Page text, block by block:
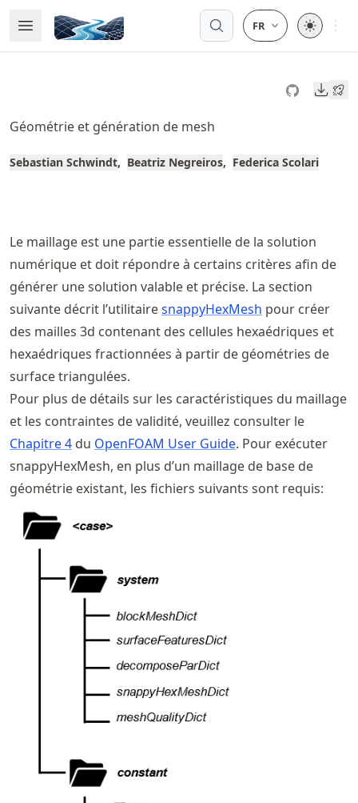
to
article
to
content
Open Menu
Made with MyST
Open
Géométrie et génération de mesh
Sebastian Schwindt Beatriz Negreiros Federica Scolari
Le maillage est une partie essentielle de la solution
numérique et doit répondre à certains critères afin de
générer une solution valable et précise. La section
suivante décrit l’utilitairesnappyHexMesh pour créer
des mailles 3d contenant des cellules hexaédriques et
hexaédriques fractionnées à partir de géométries de
surface triangulées.
Pour plus de détails sur les caractéristiques du maillage
et les contraintes de validité, veuillez consulter le
Chapitre 4 du OpenFOAM User Guide. Pour exécuter
snappyHexMesh, en plus d’un maillage de base de
géométrie existant, les fichiers suivants sont requis: